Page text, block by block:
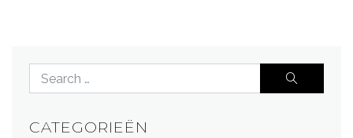
CATEGORIEËN